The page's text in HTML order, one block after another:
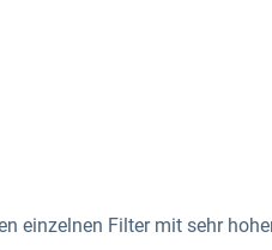
einzelnen Filter mit sehr